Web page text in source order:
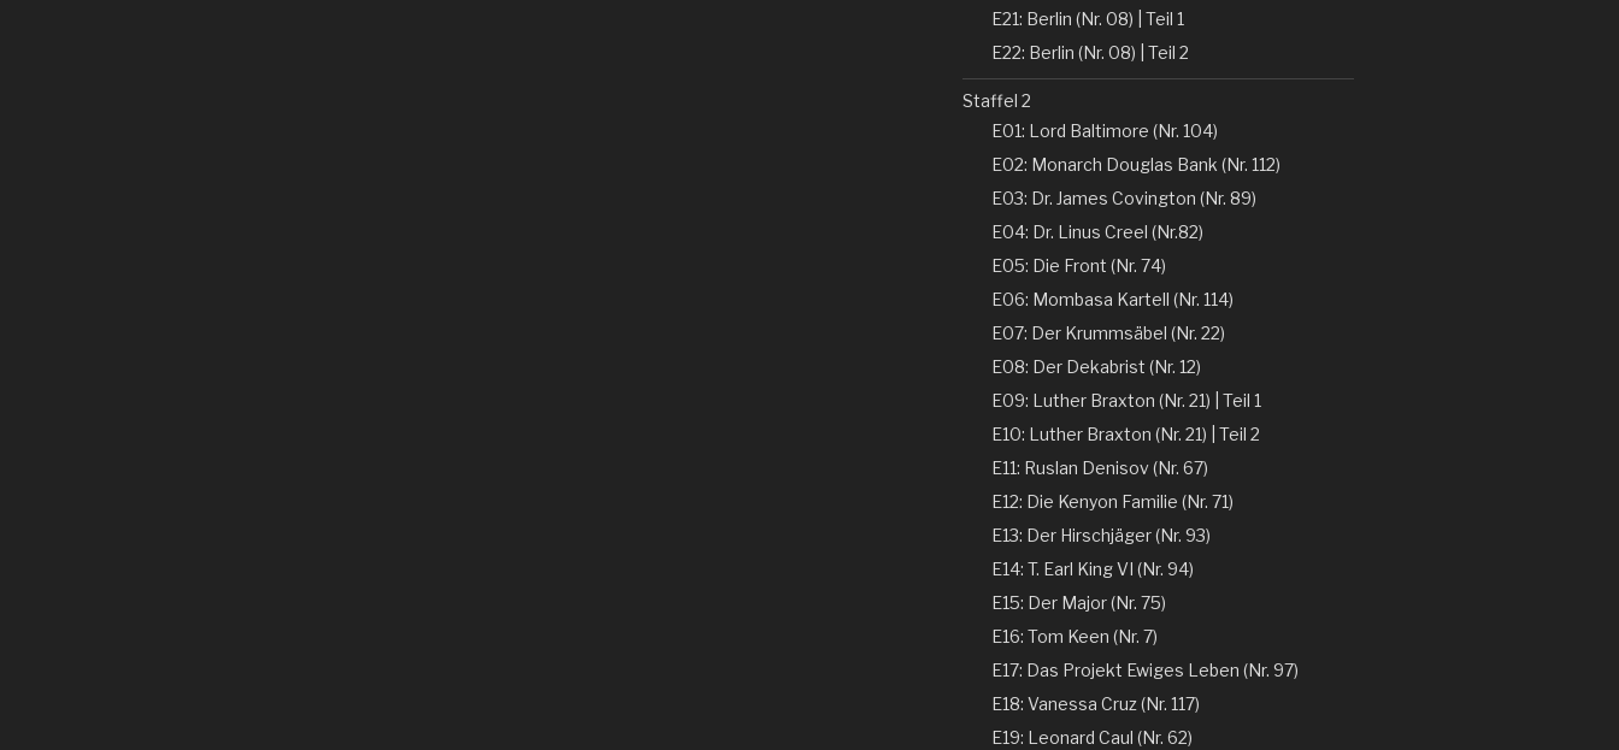
E21: Berlin (Nr. 08) | Teil 1
E22: Berlin (Nr. 08) | Teil 2
Staffel 2
E01: Lord Baltimore (Nr. 104)
E02: Monarch Douglas Bank (Nr. 112)
E03: Dr. James Covington (Nr. 89)
E04: Dr. Linus Creel (Nr.82)
E05: Die Front (Nr. 74)
E06: Mombasa Kartell (Nr. 114)
E07: Der Krummsäbel (Nr. 22)
E08: Der Dekabrist (Nr. 12)
E09: Luther Braxton (Nr. 21) | Teil 1
E10: Luther Braxton (Nr. 21) | Teil 2
E11: Ruslan Denisov (Nr. 67)
E12: Die Kenyon Familie (Nr. 71)
E13: Der Hirschjäger (Nr. 93)
E14: T. Earl King VI (Nr. 94)
E15: Der Major (Nr. 75)
E16: Tom Keen (Nr. 7)
E17: Das Projekt Ewiges Leben (Nr. 97)
E18: Vanessa Cruz (Nr. 117)
E19: Leonard Caul (Nr. 62)